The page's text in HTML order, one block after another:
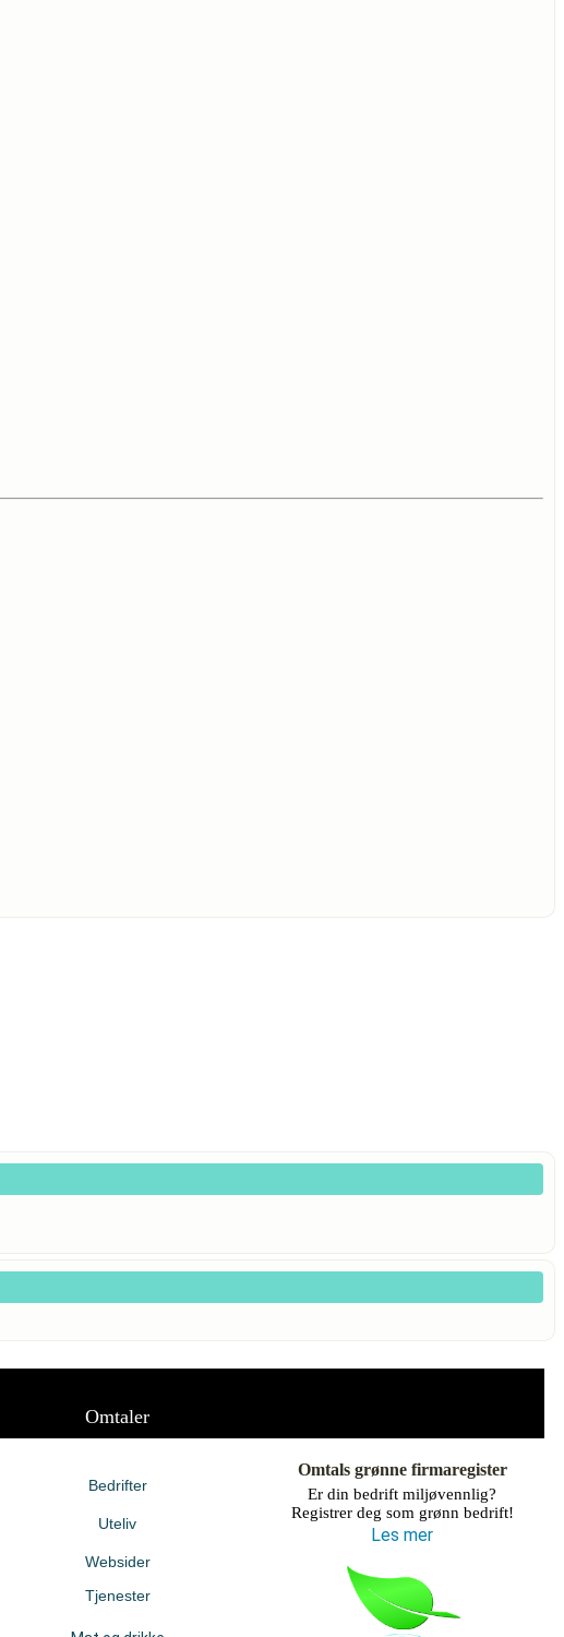
Omtaler
Bedrifter
Uteliv
Websider
Tjenester
Omtals grønne firmaregister
Er din bedrift miljøvennlig?
Registrer deg som grønn bedrift!
Les mer